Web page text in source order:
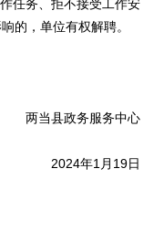
任务、拒不接受工作安
的，单位有权解聘。
两当县政务服务中心
2024年1月19日